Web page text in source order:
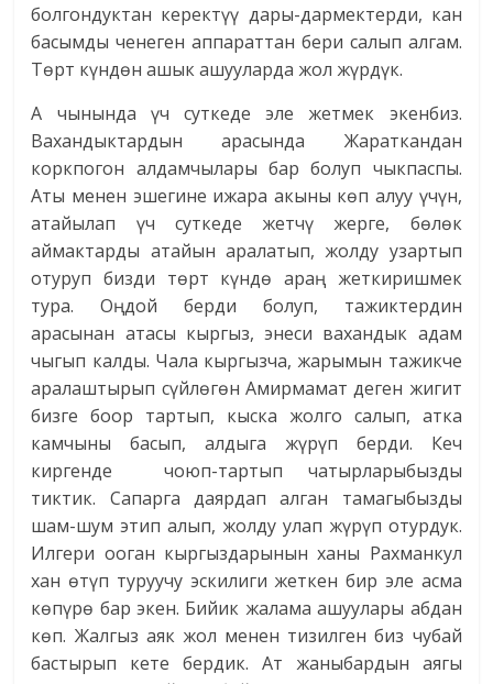
болгондуктан керектүү дары-дармектерди, кан
басымды ченеген аппараттан бери салып алгам.
Төрт күндөн ашык ашууларда жол жүрдүк.
А чынында үч суткеде эле жетмек экенбиз.
Вахандыктардын арасында Жараткандан
коркпогон алдамчылары бар болуп чыкпаспы.
Аты менен эшегине ижара акыны көп алуу үчүн,
атайылап үч суткеде жетчү жерге, бөлөк
аймактарды атайын аралатып, жолду узартып
отуруп бизди төрт күндө араң жеткиришмек
тура. Оңдой берди болуп, тажиктердин
арасынан атасы кыргыз, энеси вахандык адам
чыгып калды. Чала кыргызча, жарымын тажикче
аралаштырып сүйлөгөн Амирмамат деген жигит
бизге боор тартып, кыска жолго салып, атка
камчыны басып, алдыга жүрүп берди. Кеч
киргенде чоюп-тартып чатырларыбызды
тиктик. Сапарга даярдап алган тамагыбызды
шам-шум этип алып, жолду улап жүрүп отурдук.
Илгери ооган кыргыздарынын ханы Рахманкул
хан өтүп туруучу эскилиги жеткен бир эле асма
көпүрө бар экен. Бийик жалама ашуулары абдан
көп. Жалгыз аяк жол менен тизилген биз чубай
бастырып кете бердик. Ат жаныбардын аягы